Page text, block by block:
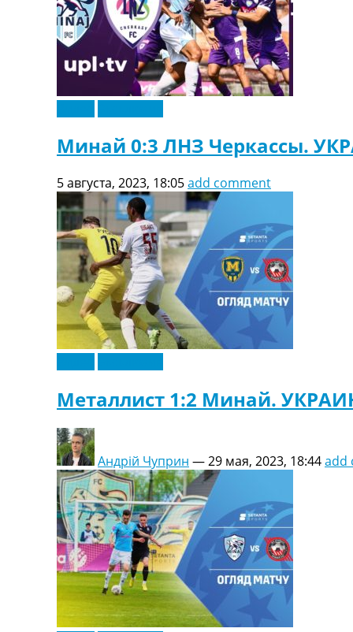
Минай 0:3 ЛНЗ Черкассы.
5 августа, 2023, 18:05add comment
Металлист 1:2 Минай.
Андрій Чуприн —29 мая, 2023, 18:44add